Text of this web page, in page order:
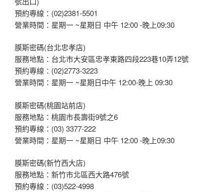
預約專線：(02)2381-5501
營業時間：星期一 ~星期日 中午 12:00 -晚上09:30
膜斯密碼(台北忠孝店)
服務地點：台北市大安區忠孝東路四段223巷10弄12號
預約專線：(02)2773-3223
營業時間：星期一 ~星期日中午 12:00-晚上 09:30
膜斯密碼(桃園站前店)
服務地點：桃園市長壽街9號之6
預約專線：(03) 3377-222
營業時間：星期一 ~星期日 中午 12:00 -晚上09:30
膜斯密碼(新竹西大店)
服務地點：新竹市北區西大路476號
預約專線：(03)522-4998